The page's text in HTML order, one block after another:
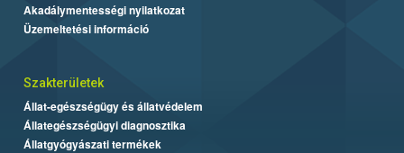
Akadálymentességi nyilatkozat
Üzemeltetési információ
Szakterületek
Állat-egészségügy és állatvédelem
Állategészségügyi diagnosztika
Állatgyógyászati termékek